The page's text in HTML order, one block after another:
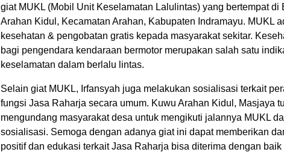
giat MUKL (Mobil Unit Keselamatan Lalulintas) yang bertempat di
Arahan Kidul, Kecamatan Arahan, Kabupaten Indramayu. MUKL
kesehatan & pengobatan gratis kepada masyarakat sekitar.
bagi pengendara kendaraan bermotor merupakan salah satu
keselamatan dalam berlalu lintas.
Selain giat MUKL, Irfansyah juga melakukan sosialisasi terkait
fungsi Jasa Raharja secara umum. Kuwu Arahan Kidul, Masjaya
mengundang masyarakat desa untuk mengikuti jalannya MUKL
sosialisasi. Semoga dengan adanya giat ini dapat memberikan
positif dan edukasi terkait Jasa Raharja bisa diterima dengan baik